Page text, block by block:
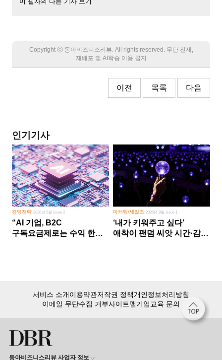
Copyright Ⓒ 동아비즈니스리뷰. All rights reserved. 무단 전재,
재배포 및 AI학습 이용 금지
이전 목록 다음
인기기사
경영전략 2026년 5월 Issue 2
“AI 기업, B2C
구독요금제로는 수익 한계
마케팅/세일즈 2026년 8월 Issue 1
‘내가 키워주고 싶다’
애착이 팬덤 씨앗 시간·감정
서비스 소개이용약관저작권 정책개인정보처리방침
이메일 무단수집 거부사이트맵기업교육 문의
동아비즈니스리뷰 사업자 정보